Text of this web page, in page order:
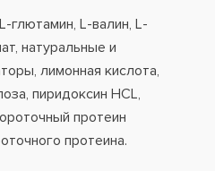
глютамин, L-валин, L-
натуральные и
лимонная кислота,
пиридоксин HCL,
протеин
протеина.